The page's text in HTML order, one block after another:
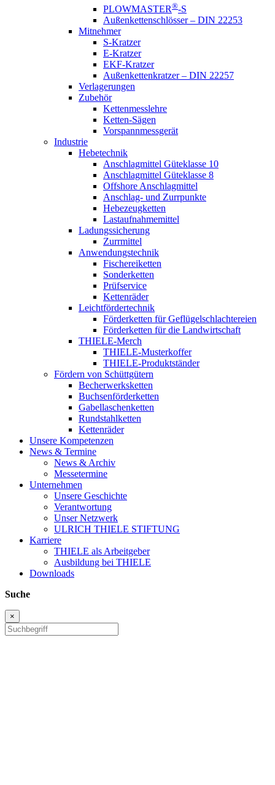
PLOWMASTER®-S
Außenkettenschlösser – DIN 22253
Mitnehmer
S-Kratzer
E-Kratzer
EKF-Kratzer
Außenkettenkratzer – DIN 22257
Verlagerungen
Zubehör
Kettenmesslehre
Ketten-Sägen
Vorspannmessgerät
Industrie
Hebetechnik
Anschlagmittel Güteklasse 10
Anschlagmittel Güteklasse 8
Offshore Anschlagmittel
Anschlag- und Zurrpunkte
Hebezeugketten
Lastaufnahmemittel
Ladungssicherung
Zurrmittel
Anwendungstechnik
Fischereiketten
Sonderketten
Prüfservice
Kettenräder
Leichtfördertechnik
Förderketten für Geflügelschlachtereien
Förderketten für die Landwirtschaft
THIELE-Merch
THIELE-Musterkoffer
THIELE-Produktständer
Fördern von Schüttgütern
Becherwerksketten
Buchsenförderketten
Gabellaschenketten
Rundstahlketten
Kettenräder
Unsere Kompetenzen
News & Termine
News & Archiv
Messetermine
Unternehmen
Unsere Geschichte
Verantwortung
Unser Netzwerk
ULRICH THIELE STIFTUNG
Karriere
THIELE als Arbeitgeber
Ausbildung bei THIELE
Downloads
Suche
×